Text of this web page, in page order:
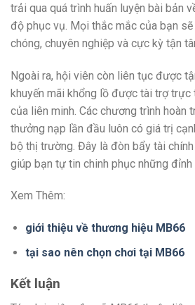
trải qua quá trình huấn luyện bài bản
độ phục vụ. Mọi thắc mắc của bạn
chóng, chuyên nghiệp và cực kỳ tận
Ngoài ra, hội viên còn liên tục được
khuyến mãi khổng lồ được tài trợ trực
của liên minh. Các chương trình hoàn
thưởng nạp lần đầu luôn có giá trị
bộ thị trường. Đây là đòn bẩy tài
giúp bạn tự tin chinh phục những đỉnh
Xem Thêm:
giới thiệu về thương hiệu MB66
tại sao nên chọn chơi tại MB66
Kết luận